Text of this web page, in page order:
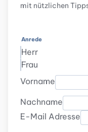
mit nützlichen
Anrede
Herr
Frau
Vorname
Nachname
E-Mail Adresse